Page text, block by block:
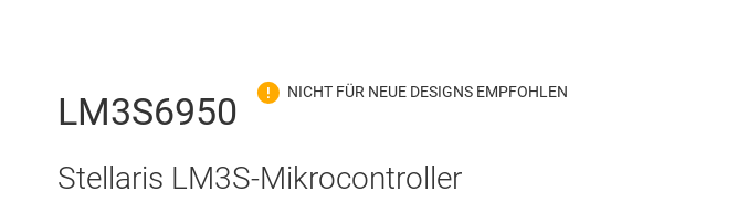
Batteriemanagement-ICs
Die- & Wafer-Services
Mikroprozessoren & DSPs
LM3S6950
Stellaris LM3S-Mikrocontroller